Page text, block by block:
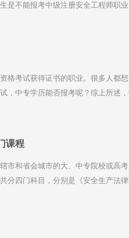
是不能报考中级注册安全工程师职
格考试获得证书的职业。很多人都
，中专学历能否报考呢？综上所述
课程
市和省会城市的大、中专院校或高
分四门科目，分别是《安全生产法